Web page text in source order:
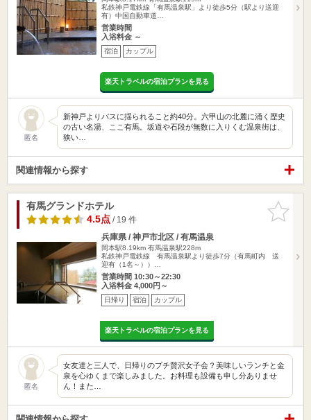
私鉄神戸電鉄線「有馬温泉駅」より徒歩5分（駅より送迎
有）中国自動車道…
営業時間
入浴料金 ～
宿泊 カップル
楽天トラベルの宿泊プランを見る
匿名
新神戸よりバスに揺られること約40分。六甲山の北麓に涌く歴史
の古い名湯、ここ有馬。坂道や石段が無数に入りくむ温泉街は、
狭い…
関連情報から探す
お気に入
りに追加
有馬グランドホテル
4.5点/ 19 件
兵庫県 / 神戸市北区 / 有馬温泉
岡本駅8.19km 有馬温泉駅228m
私鉄神戸電鉄線 有馬温泉駅より徒歩7分（有馬町内 送
迎有（1名～））…
営業時間 10:30～22:30
入浴料金 4,000円～
日帰り 宿泊 カップル
楽天トラベルの宿泊プランを見る
匿名
女友達と三人で、日帰りのプチ贅沢女子会？美味しいランチと金
泉を心ゆくまで楽しみました。お料理も設備も申し分ありませ
ん！また…